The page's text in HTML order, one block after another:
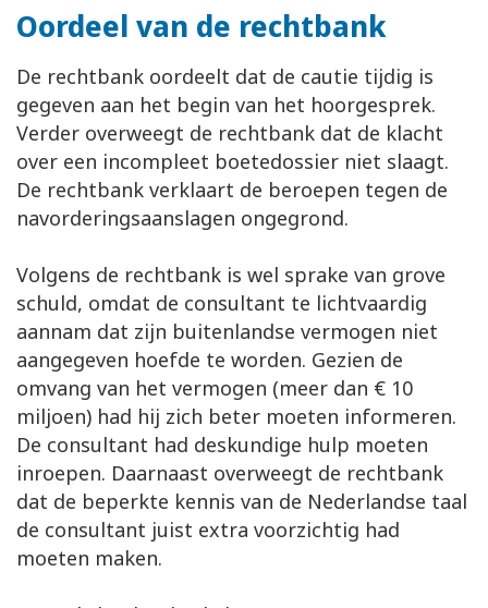
Oordeel van de rechtbank
De rechtbank oordeelt dat de cautie tijdig is
gegeven aan het begin van het hoorgesprek.
Verder overweegt de rechtbank dat de klacht
over een incompleet boetedossier niet slaagt.
De rechtbank verklaart de beroepen tegen de
navorderingsaanslagen ongegrond.
Volgens de rechtbank is wel sprake van grove
schuld, omdat de consultant te lichtvaardig
aannam dat zijn buitenlandse vermogen niet
aangegeven hoefde te worden. Gezien de
omvang van het vermogen (meer dan € 10
miljoen) had hij zich beter moeten informeren.
De consultant had deskundige hulp moeten
inroepen. Daarnaast overweegt de rechtbank
dat de beperkte kennis van de Nederlandse taal
de consultant juist extra voorzichtig had
moeten maken.